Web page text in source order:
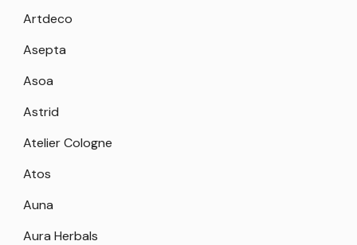
Artdeco
Asepta
Asoa
Astrid
Atelier Cologne
Atos
Auna
Aura Herbals